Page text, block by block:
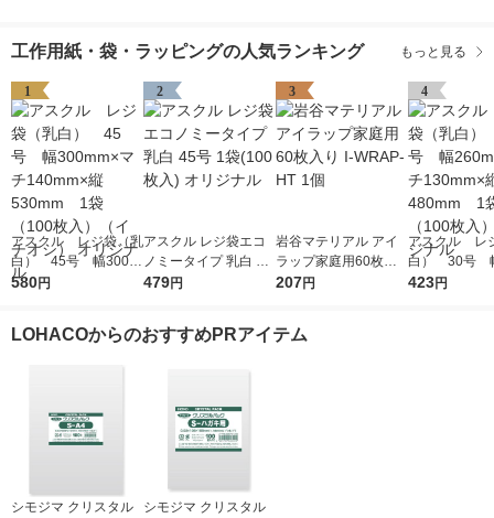
工作用紙・袋・ラッピングの人気ランキング もっと見る
1
アスクル レジ袋（乳
白） 45号 幅300m
m×マチ140mm×縦53
リジナル
580円
2
アスクル レジ袋エコ
ノミータイプ 乳白 45
号 1袋(100枚入) オリ
479円
3
岩谷マテリアル アイ
ラップ家庭用60枚入
り I-WRAP-HT 1個
207円
4
アスクル レ
白） 30号
m×マチ
423円
LOHACOからのおすすめPRアイテム
シモジマ クリスタル
シモジマ クリスタル